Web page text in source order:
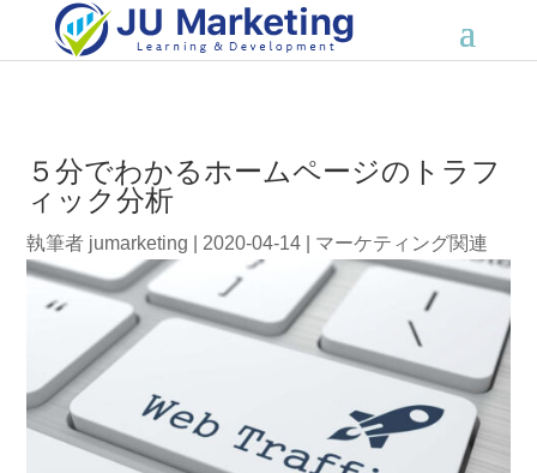
５分でわかるホームページのトラフ
ィック分析
執筆者 jumarketing 2020-04-14 マーケティング関連